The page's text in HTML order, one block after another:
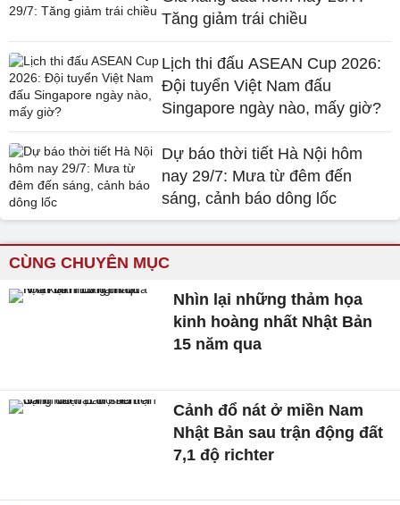
Tăng giảm trái chiều
Lịch thi đấu ASEAN Cup 2026:
Đội tuyển Việt Nam đấu
Singapore ngày nào, mấy giờ?
Dự báo thời tiết Hà Nội hôm
nay 29/7: Mưa từ đêm đến
sáng, cảnh báo dông lốc
CÙNG CHUYÊN MỤC
Nhìn lại những thảm họa
kinh hoàng nhất Nhật Bản
15 năm qua
Cảnh đổ nát ở miền Nam
Nhật Bản sau trận động đất
7,1 độ richter